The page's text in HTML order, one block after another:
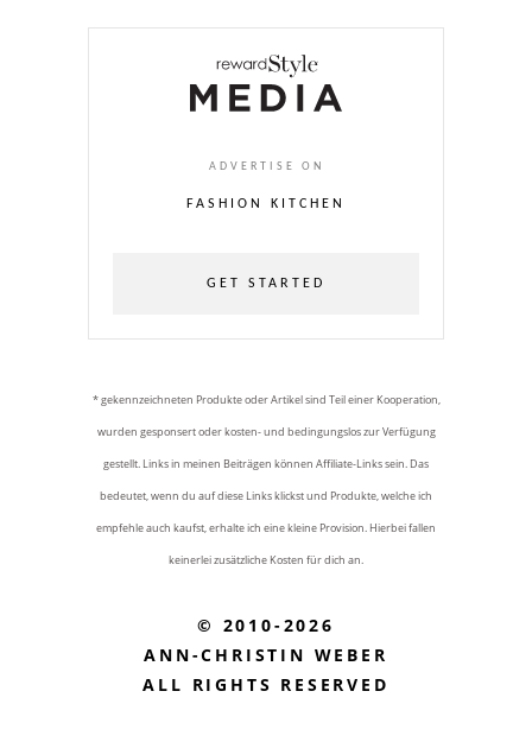
ADVERTISE ON
FASHION KITCHEN
GET STARTED
* gekennzeichneten Produkte oder Artikel sind Teil einer Kooperation,
wurden gesponsert oder kosten- und bedingungslos zur Verfügung
gestellt. Links in meinen Beiträgen können Affiliate-Links sein. Das
bedeutet, wenn du auf diese Links klickst und Produkte, welche ich
empfehle auch kaufst, erhalte ich eine kleine Provision. Hierbei fallen
keinerlei zusätzliche Kosten für dich an.
© 2010-2026
ANN-CHRISTIN WEBER
ALL RIGHTS RESERVED